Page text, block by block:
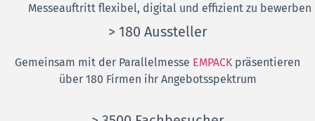
Messeauftritt flexibel, digital und effizient zu bewerben
> 180 Aussteller
Gemeinsam mit der Parallelmesse EMPACK präsentieren
über 180 Firmen ihr Angebotsspektrum